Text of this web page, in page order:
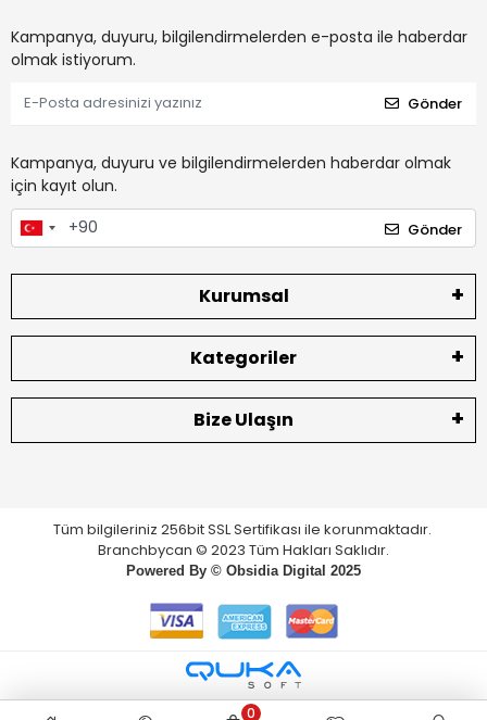
Kampanya, duyuru, bilgilendirmelerden e-posta ile haberdar
olmak istiyorum.
Gönder
Kampanya, duyuru ve bilgilendirmelerden haberdar olmak
için kayıt olun.
Gönder
Kurumsal
Kategoriler
Bize Ulaşın
Tüm bilgileriniz 256bit SSL Sertifikası ile korunmaktadır.
Branchbycan © 2023 Tüm Hakları Saklıdır.
Powered By © Obsidia Digital 2025
0